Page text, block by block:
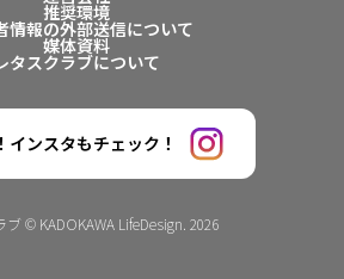
推奨環境
情報の外部送信について
媒体資料
タスクラブについて
インスタもチェック！
ブ © KADOKAWA LifeDesign. 2026